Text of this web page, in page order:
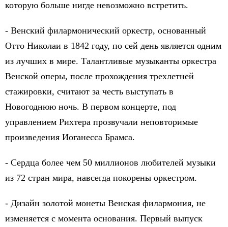
которую больше нигде невозможно встретить.
- Венский филармонический оркестр, основанный
Отто Николаи в 1842 году, по сей день является одним
из лучших в мире. Талантливые музыканты оркестра
Венской оперы, после прохождения трехлетней
стажировки, считают за честь выступать в
Новогоднюю ночь. В первом концерте, под
управлением Рихтера прозвучали неповторимые
произведения Иоганесса Брамса.
- Сердца более чем 50 миллионов любителей музыки
из 72 стран мира, навсегда покорены оркестром.
- Дизайн золотой монеты Венская филармония, не
изменяется с момента основания. Первый выпуск